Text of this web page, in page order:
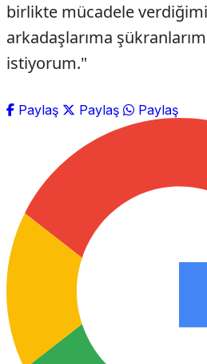
birlikte mücadele
arkadaşlarıma
istiyorum."
Paylaş Paylaş Paylaş